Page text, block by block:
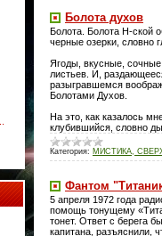
Болота духов
Болота. Болота Н-ской
черные озерки, словно
Ягоды, вкусные,
листьев. И,
разыгравшемся
Болотами Духов.
На это, как казалось
клубившийся, словно
Категория: МИСТИКА,
Фантом
5 апреля 1972 года
помощь тонущему
тонет. Ответ с берега
капитана, разъяснили,